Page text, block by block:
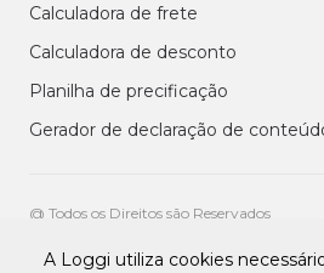
A Loggi utiliza cookies
Calculadora de frete
Calculadora de desconto
Planilha de precificação
Gerador de declaração de
@ Todos os Direitos são Reservados